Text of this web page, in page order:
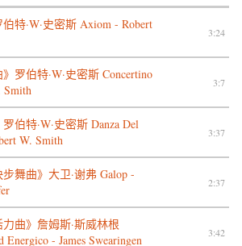
伯特·W·史密斯 Axiom - Robert
3:24
》罗伯特·W·史密斯 Concertino
Smith
3:7
罗伯特·W·史密斯 Danza Del
W. Smith
3:37
步舞曲》大卫·谢弗 Galop -
2:37
力曲》詹姆斯·斯威林根
Energico - James Swearingen
3:42